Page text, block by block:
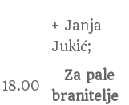
18.00
+ Janja
Jukić;
Za pale
branitelje